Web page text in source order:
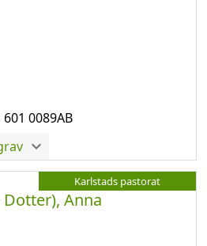
601 0089AB
Karlstads pastorat
Dotter), Anna